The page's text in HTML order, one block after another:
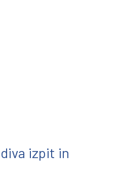
izpit in